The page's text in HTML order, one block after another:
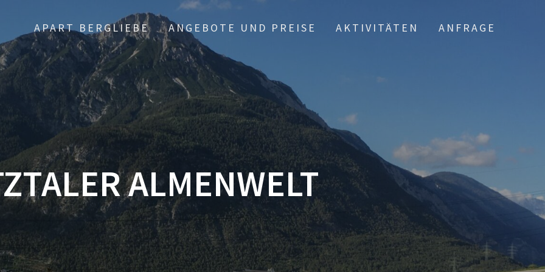
APART BERGLIEBE ANGEBOTE UND PREISE AKTIVITÄTEN ANFRAGE
ALMENWELT